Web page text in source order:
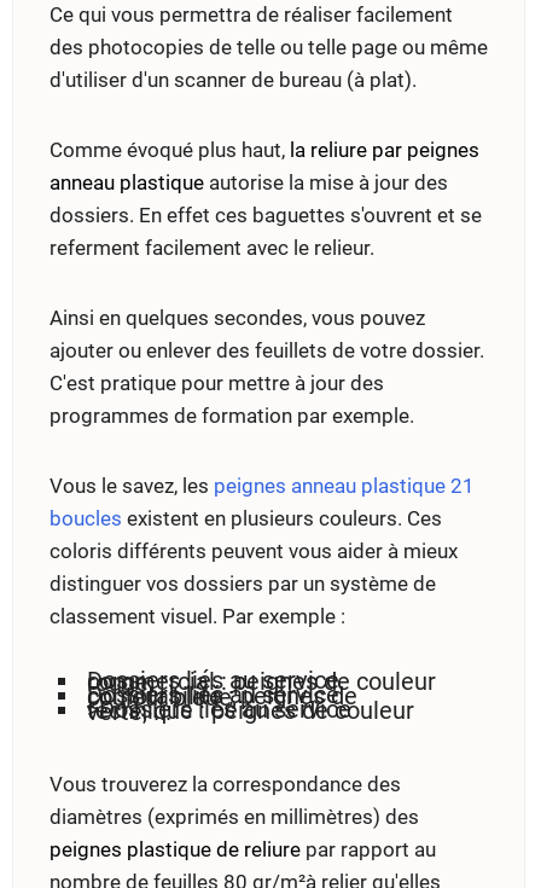
Ce qui vous permettra de réaliser facilement
des photocopies de telle ou telle page ou même
d'utiliser d'un scanner de bureau (à plat).
Comme évoqué plus haut, la reliure par peignes
anneau plastique autorise la mise à jour des
dossiers. En effet ces baguettes s'ouvrent et se
referment facilement avec le relieur.
Ainsi en quelques secondes, vous pouvez
ajouter ou enlever des feuillets de votre dossier.
C'est pratique pour mettre à jour des
programmes de formation par exemple.
Vous le savez, les peignes anneau plastique 21
boucles existent en plusieurs couleurs. Ces
coloris différents peuvent vous aider à mieux
distinguer vos dossiers par un système de
classement visuel. Par exemple :
Dossiers liés au service commercial : peignes de couleur rouge,
Dossiers liés au service comptabilité : peignes de couleur bleue,
>Dossiers liés au service technique : peignes de couleur verte, ...
Vous trouverez la correspondance des
diamètres (exprimés en millimètres) des
peignes plastique de reliure par rapport au
nombre de feuilles 80 gr/m²à relier qu'elles